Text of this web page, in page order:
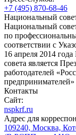
+7 (495) 870-68-46
Национальный
Национальный
по
соответствии с
16 апреля 2014
совета является
работодателей
Контакты
Сайт:
nspkrf.ru
Адрес для
109240, Москва,